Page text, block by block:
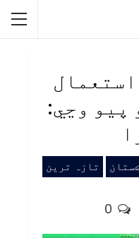
پيو وڃي:
تازہ ترین